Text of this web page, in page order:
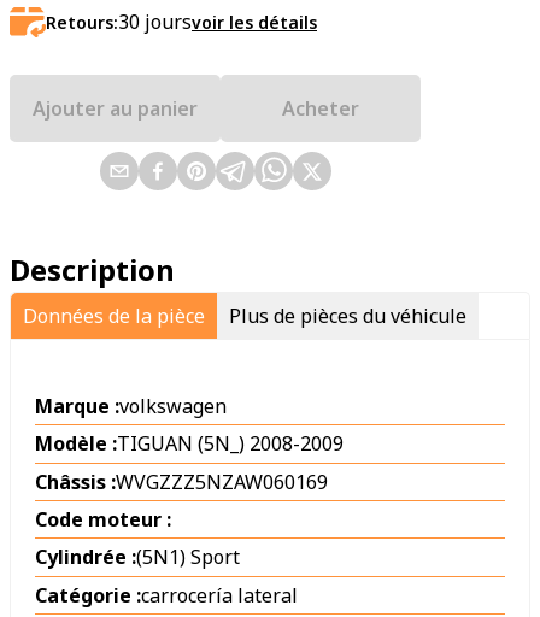
Retours:30 joursvoir les détails
Ajouter au panier Acheter
Description
Données de la pièce Plus de pièces du véhicule
Marque :volkswagen
Modèle :TIGUAN (5N_) 2008-2009
Châssis :WVGZZZ5NZAW060169
Code moteur :
Cylindrée :(5N1) Sport
Catégorie :carrocería lateral